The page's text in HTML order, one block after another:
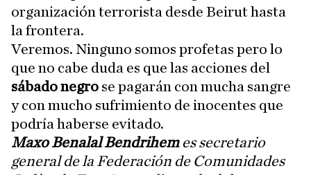
organización terrorista desde Beirut hasta
la frontera.
Veremos. Ninguno somos profetas pero lo
que no cabe duda es que las acciones del
sábado negro se pagarán con mucha sangre
y con mucho sufrimiento de inocentes que
podría haberse evitado.
Maxo Benalal Bendrihem es secretario
general de la Federación de Comunidades